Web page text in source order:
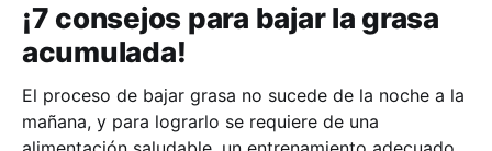
¡7 consejos para bajar la grasa
acumulada!
El proceso de bajar grasa no sucede de la noche a la
mañana, y para lograrlo se requiere de una